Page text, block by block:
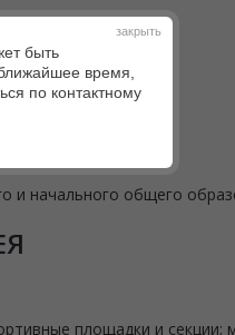
и начального общего
площадки и секции;
закрыть
быть
время,
по контактному